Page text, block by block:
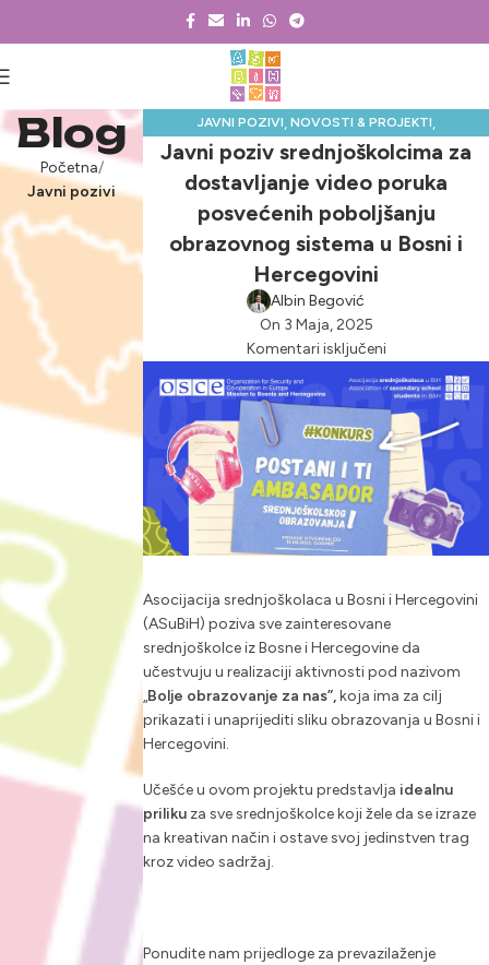
Blog
Početna
Javni pozivi
JAVNI POZIVI, NOVOSTI & PROJEKTI,
SREDNJOŠKOLSKE PRILIKE
Javni poziv srednjoškolcima za
dostavljanje video poruka
posvećenih poboljšanju
obrazovnog sistema u Bosni i
Hercegovini
Albin Begović
On 3 Maja, 2025
Komentari isključeni
Asocijacija srednjoškolaca u Bosni i Hercegovini
(ASuBiH) poziva sve zainteresovane
srednjoškolce iz Bosne i Hercegovine da
učestvuju u realizaciji aktivnosti pod nazivom
„Bolje obrazovanje za nas”,koja ima za cilj
prikazati i unaprijediti sliku obrazovanja u Bosni i
Hercegovini.
Učešće u ovom projektu predstavlja idealnu
priliku za sve srednjoškolce koji žele da se izraze
na kreativan način i ostave svoj jedinstven trag
kroz video sadržaj.
Ponudite nam prijedloge za prevazilaženje